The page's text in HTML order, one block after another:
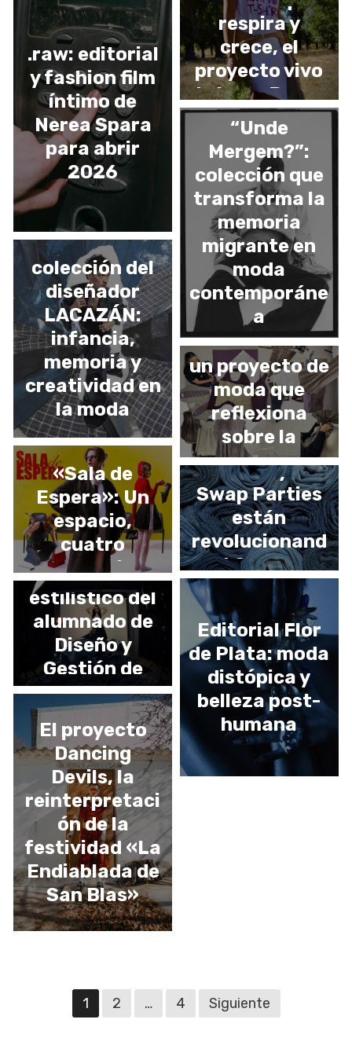
.raw: editorial
y fashion film
íntimo de
Nerea Spara
para abrir
2026
respira y
crece, el
proyecto vivo
de Irene Bueno
González
“Unde
Mergem?”:
colección que
transforma la
memoria
migrante en
moda
contemporáne
a
«Chavalín»
colección del
diseñador
LACAZÁN:
infancia,
memoria y
creatividad en
la moda
emergente
(des)conocida:
un proyecto de
moda que
reflexiona
sobre la
identidad
La editorial
«Sala de
Espera»: Un
espacio,
cuatro
presencias
Cómo el Slow
Fashion y las
Swap Parties
están
revolucionand
o el Consumo
Consciente
Editorial Flor
de Plata: moda
distópica y
belleza post-
humana
ÄNDRA, un
proyecto
estilístico del
alumnado de
Diseño y
Gestión de
Moda de la
URJC
El proyecto
Dancing
Devils, la
reinterpretaci
ón de la
festividad «La
Endiablada de
San Blas»
Navegación
1 2 … 4 Siguiente